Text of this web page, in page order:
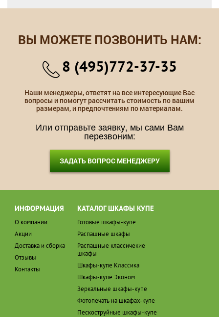
ВЫ МОЖЕТЕ ПОЗВОНИТЬ НАМ:
8 (495)772-37-35
Наши менеджеры, ответят на все интересующие Вас
вопросы и помогут рассчитать стоимость по вашим
размерам, и предпочтениям по материалам.
Или отправьте заявку, мы сами Вам
перезвоним:
ЗАДАТЬ ВОПРОС МЕНЕДЖЕРУ
ИНФОРМАЦИЯ
О компании
Акции
Доставка и сборка
Отзывы
Контакты
КАТАЛОГ ШКАФЫ КУПЕ
Готовые шкафы-купе
Распашные шкафы
Распашные классичекие
шкафы
Шкафы-купе Классика
Шкафы-купе Эконом
Зеркальные шкафы-купе
Фотопечать на шкафах-купе
Пескоструйные шкафы-купе